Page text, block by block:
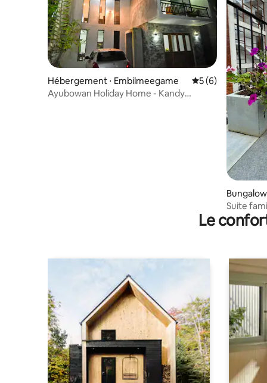
Hébergement ⋅ Embilmeegame Évaluation
5 (6)
Ayubowan Holiday Home - Kandy
Suite
retraite
Le